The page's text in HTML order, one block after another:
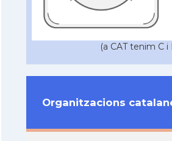
(a CAT tenim C i
Organitzacions